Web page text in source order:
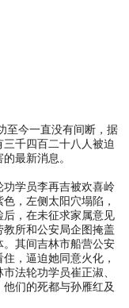
今一直没有间断，据
千四百二十八人被迫
最新消息。
学员李再吉被欢喜岭
，左侧太阳穴塌陷，
，在未征求家属意见
所和公安局企图掩盖
其间吉林市船营公安
，逼迫她同意火化，
法轮功学员崔正淑、
们的死都与孙雁红及